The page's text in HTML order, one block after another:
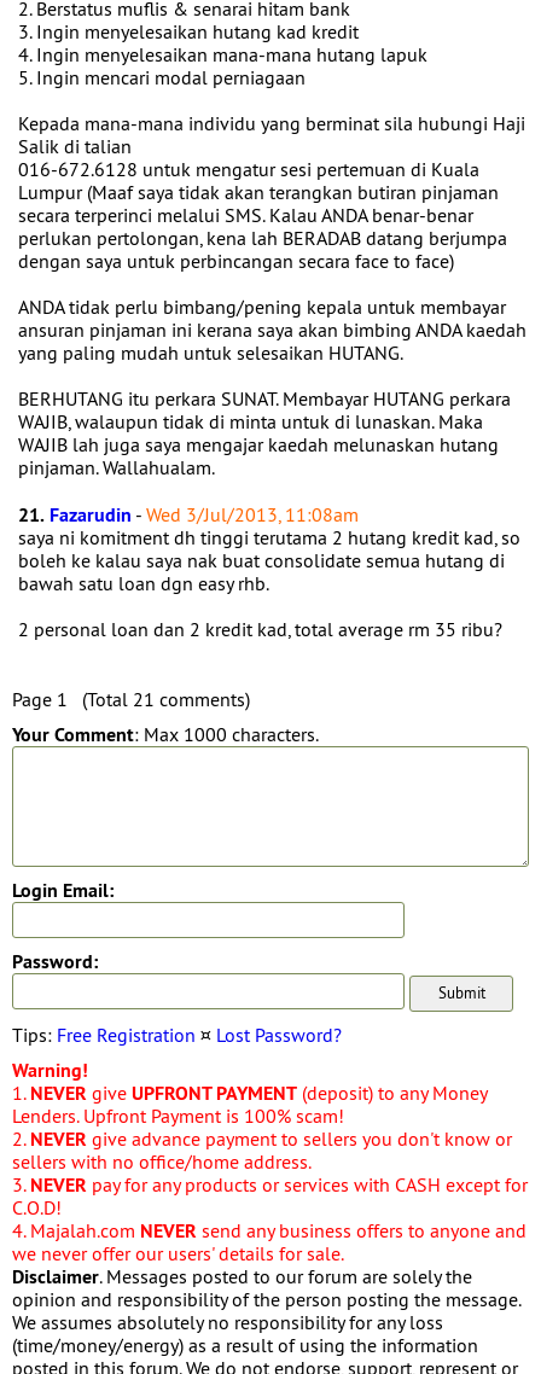
2. Berstatus muflis & senarai hitam bank
3. Ingin menyelesaikan hutang kad kredit
4. Ingin menyelesaikan mana-mana hutang lapuk
5. Ingin mencari modal perniagaan
Kepada mana-mana individu yang berminat sila hubungi Haji
Salik di talian
016-672.6128 untuk mengatur sesi pertemuan di Kuala
Lumpur (Maaf saya tidak akan terangkan butiran pinjaman
secara terperinci melalui SMS. Kalau ANDA benar-benar
perlukan pertolongan, kena lah BERADAB datang berjumpa
dengan saya untuk perbincangan secara face to face)
ANDA tidak perlu bimbang/pening kepala untuk membayar
ansuran pinjaman ini kerana saya akan bimbing ANDA kaedah
yang paling mudah untuk selesaikan HUTANG.
BERHUTANG itu perkara SUNAT. Membayar HUTANG perkara
WAJIB, walaupun tidak di minta untuk di lunaskan. Maka
WAJIB lah juga saya mengajar kaedah melunaskan hutang
pinjaman. Wallahualam.
21. Fazarudin - Wed 3/Jul/2013, 11:08am
saya ni komitment dh tinggi terutama 2 hutang kredit kad, so
boleh ke kalau saya nak buat consolidate semua hutang di
bawah satu loan dgn easy rhb.
2 personal loan dan 2 kredit kad, total average rm 35 ribu?
Page 1 (Total 21 comments)
Your Comment: Max 1000 characters.
Login Email:
Password:
Tips: Free Registration ¤ Lost Password?
Warning!
1. NEVER give UPFRONT PAYMENT (deposit) to any Money
Lenders. Upfront Payment is 100% scam!
2. NEVER give advance payment to sellers you don't know or
sellers with no office/home address.
3. NEVER pay for any products or services with CASH except for
C.O.D!
4. Majalah.com NEVER send any business offers to anyone and
we never offer our users' details for sale.
Disclaimer. Messages posted to our forum are solely the
opinion and responsibility of the person posting the message.
We assumes absolutely no responsibility for any loss
(time/money/energy) as a result of using the information
posted in this forum. We do not endorse, support, represent or